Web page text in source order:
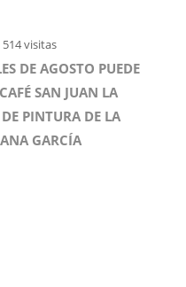
514 visitas
DE AGOSTO PUEDE
SAN JUAN LA
PINTURA DE LA
GARCÍA